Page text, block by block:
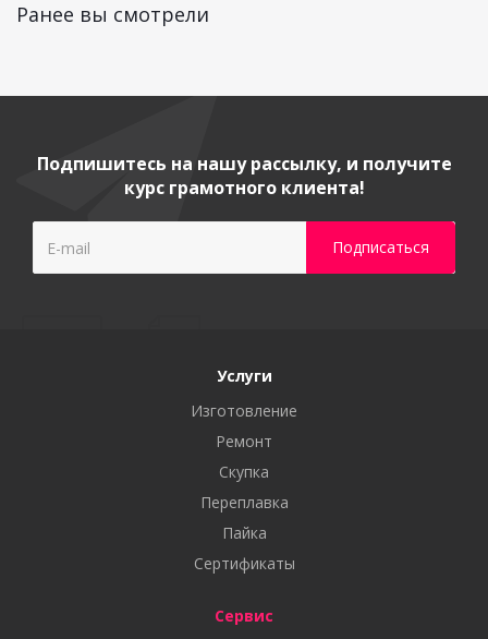
Ранее вы смотрели
Подпишитесь на нашу рассылку, и получите
курс грамотного клиента!
Услуги
Изготовление
Ремонт
Скупка
Переплавка
Пайка
Сертификаты
Сервис